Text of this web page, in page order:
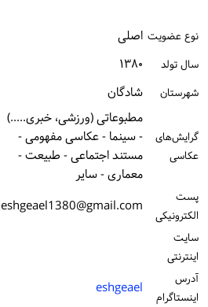
نوع عضویت اصلی
سال تولد ۱۳۸۰
شهرستان شادگان
گرایش‌های
عکاسی
مطبوعاتی (ورزشی، خبری.....)
- سینما - عکاسی مفهومی -
مستند اجتماعی - طبیعت -
معماری - سایر
پست
الكترونیكی
eshgeael1380@gmail.com
سایت
اینترنتی
آدرس
اینستاگرام
eshgeael